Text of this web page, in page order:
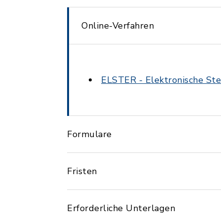
Online-Verfahren
ELSTER - Elektronische
Formulare
Fristen
Erforderliche Unterlagen